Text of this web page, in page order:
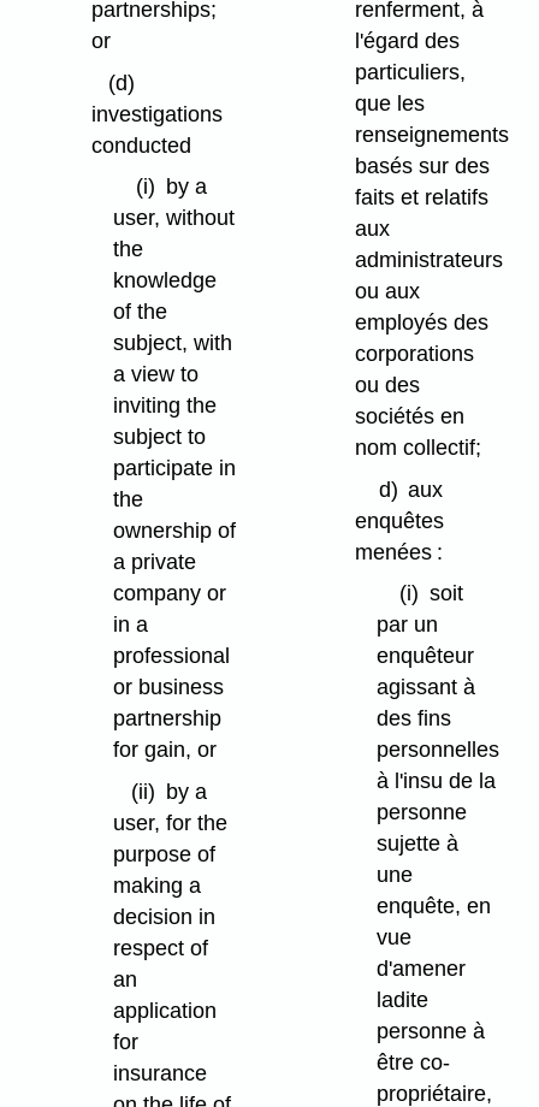
partnerships;
or
(d)
investigations
conducted
(i) by a
user, without
the
knowledge
of the
subject, with
a view to
inviting the
subject to
participate in
the
ownership of
a private
company or
in a
professional
or business
partnership
for gain, or
(ii) by a
user, for the
purpose of
making a
decision in
respect of
an
application
for
insurance
renferment, à
l'égard des
particuliers,
que les
renseignements
basés sur des
faits et relatifs
aux
administrateurs
ou aux
employés des
corporations
ou des
sociétés en
nom collectif;
d) aux
enquêtes
menées :
(i) soit
par un
enquêteur
agissant à
des fins
personnelles
à l'insu de la
personne
sujette à
une
enquête, en
vue
d'amener
ladite
personne à
être co-
propriétaire,